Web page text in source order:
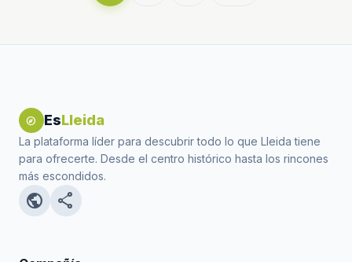
explore EsLleida
La plataforma líder para descubrir todo lo que Lleida tiene
para ofrecerte. Desde el centro histórico hasta los rincones
más escondidos.
public share